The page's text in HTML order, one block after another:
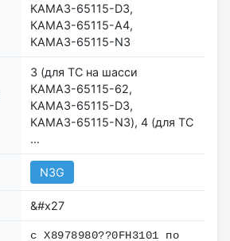
КАМАЗ-65115-D3,
КАМАЗ-65115-А4,
КАМАЗ-65115-N3
3 (для ТС на шасси
КАМАЗ-65115-62,
КАМАЗ-65115-D3,
КАМАЗ-65115-N3), 4 (для ТС
…
N3G
&#x27
с X8978980??0FH3101 по